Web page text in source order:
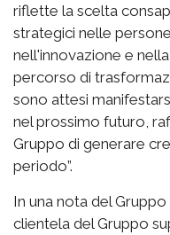
riflette la scelta
strategici nelle
nell'innovazione e
percorso di
sono attesi
nel prossimo futuro,
Gruppo di generare
periodo”.
In una nota del
clientela del Gruppo